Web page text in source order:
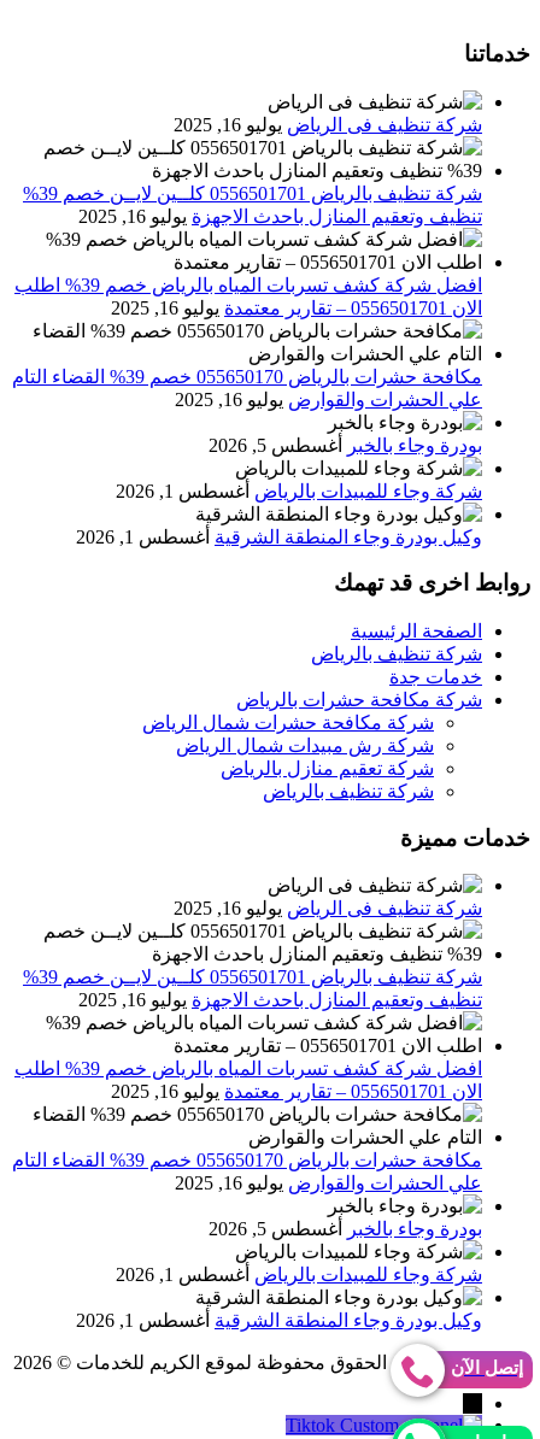
خدماتنا
شركة تنظيف فى الرياض يوليو 16, 2025
شركة تنظيف بالرياض 0556501701 كلــين لايــن خصم 39%
تنظيف وتعقيم المنازل باحدث الاجهزة يوليو 16, 2025
افضل شركة كشف تسربات المياه بالرياض خصم 39% اطلب
الان 0556501701‬‏ – تقارير معتمدة
يوليو 16, 2025
مكافحة حشرات بالرياض 055650170 خصم 39% القضاء التام
علي الحشرات والقوارض يوليو 16, 2025
بودرة وجاء بالخبر أغسطس 5, 2026
شركة وجاء للمبيدات بالرياض أغسطس 1, 2026
وكيل بودرة وجاء المنطقة الشرقية أغسطس 1, 2026
روابط اخرى قد تهمك
الصفحة الرئيسية
شركة تنظيف بالرياض
خدمات جدة
شركة مكافحة حشرات بالرياض
شركة مكافحة حشرات شمال الرياض
شركة رش مبيدات شمال الرياض
شركة تعقيم منازل بالرياض
شركة تنظيف بالرياض
خدمات مميزة
شركة تنظيف فى الرياض يوليو 16, 2025
شركة تنظيف بالرياض 0556501701 كلــين لايــن خصم 39%
تنظيف وتعقيم المنازل باحدث الاجهزة يوليو 16, 2025
افضل شركة كشف تسربات المياه بالرياض خصم 39% اطلب
الان 0556501701‬‏ – تقارير معتمدة
يوليو 16, 2025
مكافحة حشرات بالرياض 055650170 خصم 39% القضاء التام
علي الحشرات والقوارض يوليو 16, 2025
بودرة وجاء بالخبر أغسطس 5, 2026
شركة وجاء للمبيدات بالرياض أغسطس 1, 2026
وكيل بودرة وجاء المنطقة الشرقية أغسطس 1, 2026
Abo Gomaa جميع الحقوق محفوظة لموقع الكريم للخدمات © 2026 إتصل الآن
Tiktok